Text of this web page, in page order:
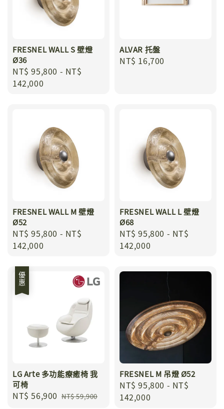
FRESNEL WALL S 壁燈
Ø36
Regular
price
NT$ 95,800 - NT$
142,000
ALVAR 托盤
Regular
NT$ 16,700
FRESNEL WALL M 壁燈
Ø52
Regular
price
NT$ 95,800 - NT$
142,000
FRESNEL WALL L 壁燈
Ø68
Regular
price
NT$ 95,800 - NT$
142,000
優惠
LG Arte 多功能療癒椅 我
可椅
Sale
NT$ 56,900 Regular
NT$ 59,900
FRESNEL M 吊燈 Ø52
Regular
price
NT$ 95,800 - NT$
142,000